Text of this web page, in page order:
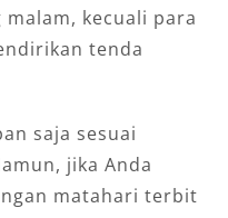
kecuali para
tenda
saja sesuai
jika Anda
matahari terbit